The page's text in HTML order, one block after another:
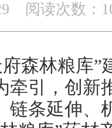
阅读次数：
森林粮库”
牵引，创新
链条延伸、